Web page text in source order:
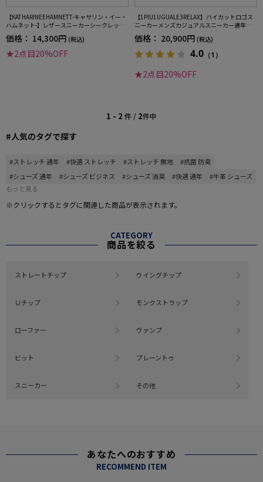
【KATHARINEEHAMNETT-キャサリン・イー・
ハムネット-】レザースニーカーシークレット
ヒール本革軽量シューズ通年
価格： 14,300円 (税込)
★2点目20%OFF
【1PIU1UGUALE3RELAX】ハイカットロゴス
ニーカーメンズカジュアルスニーカー通年
（ウノピゥウノウグァーレトレ）
価格： 20,900円 (税込)
4.0 （1）
★2点目20%OFF
1 - 2 件 / 2件中
#人気のタグで探す
#ストレッチ 通年 #快適 ストレッチ #ストレッチ 無地
#抗菌 防臭
#シューズ 通年
#シューズ ビジネス #シューズ 消臭 #快適 通年
#牛革 シューズ
もっと見る
※クリックするとタグに関連した商品が表示されます。
CATEGORY
商品を絞る
ストレートチップ ウイングチップ
Ｕチップ モンクストラップ
ローファー ヴァンプ
ビット プレーントゥ
スニーカー その他
あなたへのおすすめ
RECOMMEND ITEM